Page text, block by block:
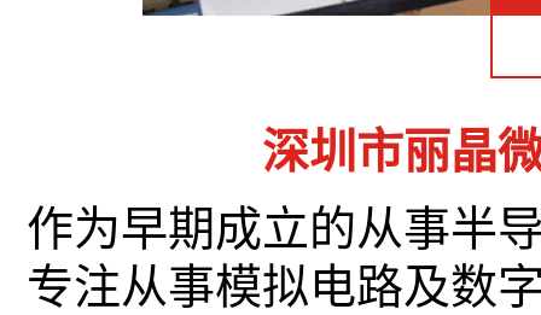
深圳市丽晶
作为早期成立的从事半
专注从事模拟电路及数